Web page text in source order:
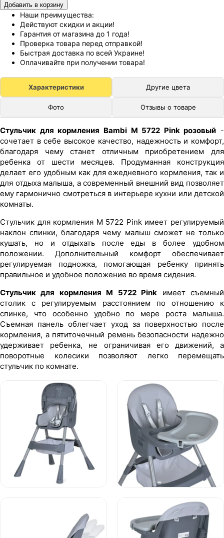
Добавить в корзину
Наши преимущества:
Действуют скидки и акции!
Гарантия от магазина до 1 года!
Проверка товара перед отправкой!
Быстрая доставка по всей Украине!
Оплачивайте при получении товара!
Характеристики Другие цвета
Фото Отзывы о товаре
Стульчик для кормления Bambi M 5722 Pink розовый -
сочетает в себе высокое качество, надежность и комфорт,
благодаря чему станет отличным приобретением для
ребенка от шести месяцев. Продуманная конструкция
делает его удобным как для ежедневного кормления, так и
для отдыха малыша, а современный внешний вид позволяет
ему гармонично смотреться в интерьере кухни или детской
комнаты.
Стульчик для кормления M 5722 Pink имеет регулируемый
наклон спинки, благодаря чему малыш сможет не только
кушать, но и отдыхать после еды в более удобном
положении. Дополнительный комфорт обеспечивает
регулируемая подножка, помогающая ребенку принять
правильное и удобное положение во время сидения.
Стульчик для кормления M 5722 Pink имеет съемный
столик с регулируемым расстоянием по отношению к
спинке, что особенно удобно по мере роста малыша.
Съемная панель облегчает уход за поверхностью после
кормления, а пятиточечный ремень безопасности надежно
удерживает ребенка, не ограничивая его движений, а
поворотные колесики позволяют легко перемещать
стульчик по комнате.